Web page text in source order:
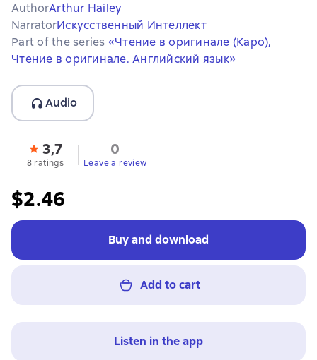
AuthorArthur Hailey
NarratorИскусственный Интеллект
Part of the series «Чтение в оригинале (Каро),
Чтение в оригинале. Английский язык»
Audio
3,7
8 ratings
0
Leave a review
$2.46
Buy and download
Add to cart
Listen in the app